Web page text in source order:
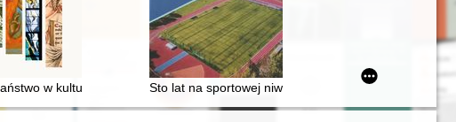
1944 r
1982) w kaplicy seminaryjnej w Przemyślu
w kulturze : wybrane zagadnieniaSto lat na sportowej niwie : LKS "Sokół Zabrzeg"